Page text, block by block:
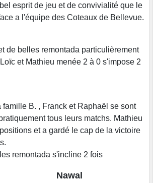
esprit de jeu et de convivialité que le
a l'équipe des Coteaux de Bellevue.
de belles remontada particulièrement
et Mathieu menée 2 à 0 s'impose 2
famille B. , Franck et Raphaël se sont
tous leurs matchs. Mathieu
et a gardé le cap de la victoire
remontada s'incline 2 fois
Nawal